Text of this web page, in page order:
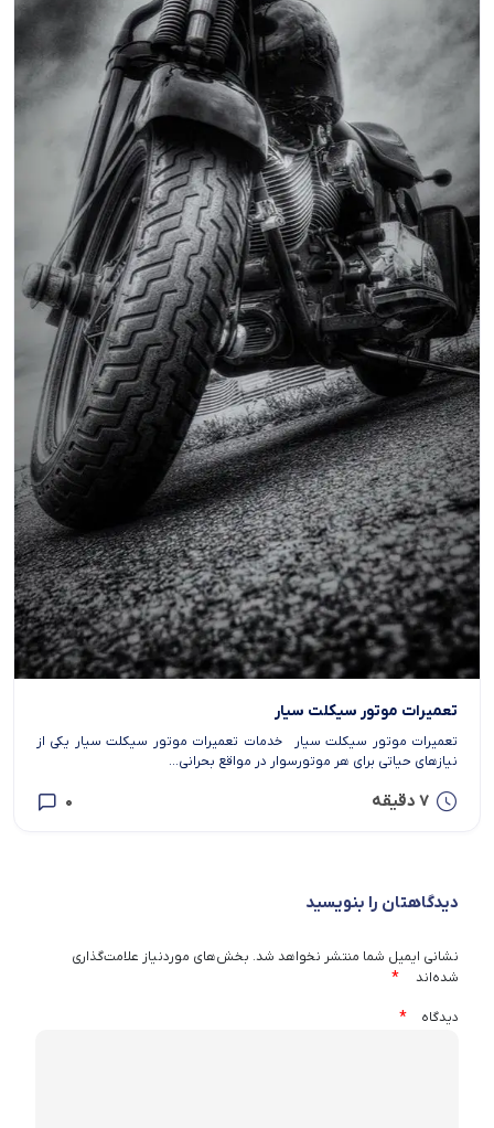
تعمیرات موتور سیکلت سیار
تعمیرات موتور سیکلت سیار خدمات تعمیرات موتور سیکلت سیار یکی از
نیازهای حیاتی برای هر موتورسوار در مواقع بحرانی...
7 دقیقه 0
دیدگاهتان را بنویسید
نشانی ایمیل شما منتشر نخواهد شد. بخش‌های موردنیاز علامت‌گذاری
شده‌اند
*
دیدگاه *